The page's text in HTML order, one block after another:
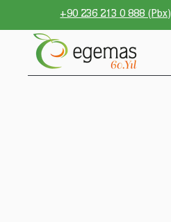
+90 236 213 0 888 (Pbx)